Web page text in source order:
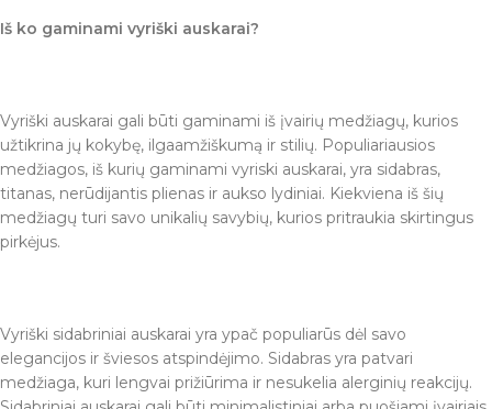
Iš ko gaminami vyriški auskarai?
Vyriški auskarai gali būti gaminami iš įvairių medžiagų, kurios
užtikrina jų kokybę, ilgaamžiškumą ir stilių. Populiariausios
medžiagos, iš kurių gaminami vyriski auskarai, yra sidabras,
titanas, nerūdijantis plienas ir aukso lydiniai. Kiekviena iš šių
medžiagų turi savo unikalių savybių, kurios pritraukia skirtingus
pirkėjus.
Vyriški sidabriniai auskarai yra ypač populiarūs dėl savo
elegancijos ir šviesos atspindėjimo. Sidabras yra patvari
medžiaga, kuri lengvai prižiūrima ir nesukelia alerginių reakcijų.